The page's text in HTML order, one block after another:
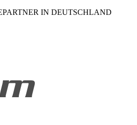
IN DEUTSCHLAND